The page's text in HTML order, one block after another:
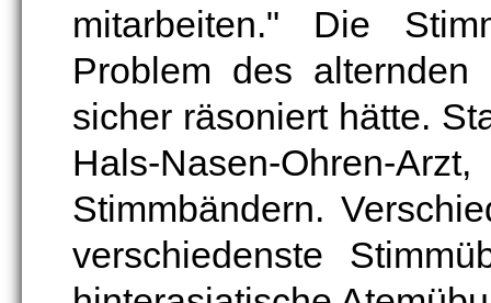
mitarbeiten." Die
Problem des
sicher räsoniert hätte.
Hals-Nasen-Ohren-
Stimmbändern.
verschiedenste